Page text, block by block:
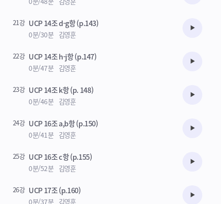
21강 UCP 14조 d-g항 (p.143)
0분/30분 김영훈 수강준비
22강 UCP 14조 h-j항 (p.147)
0분/47분 김영훈 수강준비
23강 UCP 14조 k항 (p. 148)
0분/46분 김영훈 수강준비
24강 UCP 16조 a,b항 (p.150)
0분/41분 김영훈 수강준비
25강 UCP 16조 c항 (p.155)
0분/52분 김영훈 수강준비
26강 UCP 17조 (p.160)
0분/37분 김영훈 수강준비